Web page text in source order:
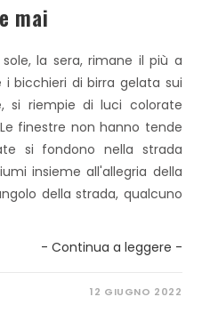
mai
la sera, rimane il più a
i bicchieri di birra gelata sui
si riempie di luci colorate
finestre non hanno tende
si fondono nella strada
insieme all'allegria della
della strada, qualcuno
- Continua a leggere -
12 GIUGNO 2022